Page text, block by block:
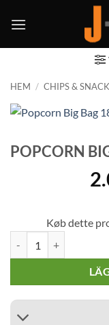
HEM / CHIPS &
POPCORN
Køb dette